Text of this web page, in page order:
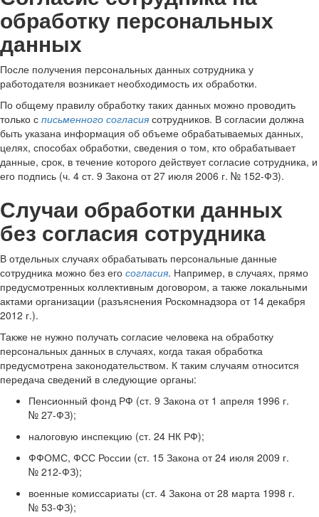
обработку персональных
данных
После получения персональных данных сотрудника у
работодателя возникает необходимость их обработки.
По общему правилу обработку таких данных можно проводить
только с письменного согласия сотрудников. В согласии должна
быть указана информация об объеме обрабатываемых данных,
целях, способах обработки, сведения о том, кто обрабатывает
данные, срок, в течение которого действует согласие сотрудника, и
его подпись (ч. 4 ст. 9 Закона от 27 июля 2006 г. № 152-ФЗ).
Случаи обработки данных
без согласия сотрудника
В отдельных случаях обрабатывать персональные данные
сотрудника можно без его согласия. Например, в случаях, прямо
предусмотренных коллективным договором, а также локальными
актами организации (разъяснения Роскомнадзора от 14 декабря
2012 г.).
Также не нужно получать согласие человека на обработку
персональных данных в случаях, когда такая обработка
предусмотрена законодательством. К таким случаям относится
передача сведений в следующие органы:
Пенсионный фонд РФ (ст. 9 Закона от 1 апреля 1996 г.
№ 27-ФЗ);
налоговую инспекцию (ст. 24 НК РФ);
ФФОМС, ФСС России (ст. 15 Закона от 24 июля 2009 г.
№ 212-ФЗ);
военные комиссариаты (ст. 4 Закона от 28 марта 1998 г.
№ 53-ФЗ);